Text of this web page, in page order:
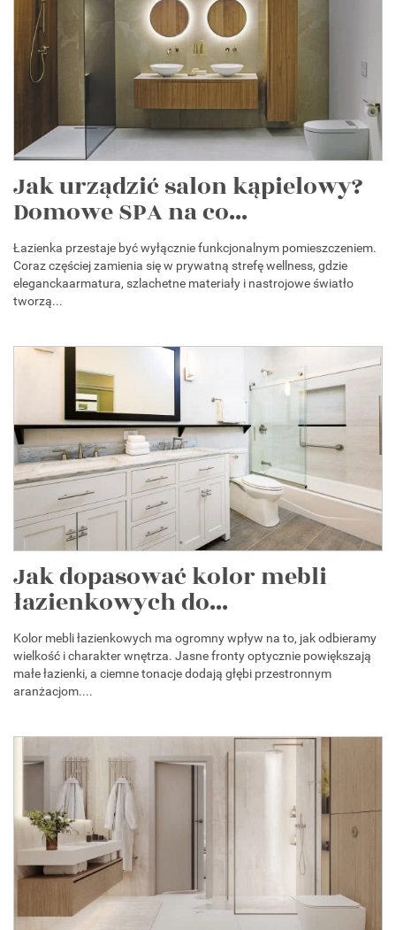
Jak urządzić salon kąpielowy?
Domowe SPA na co...
Łazienka przestaje być wyłącznie funkcjonalnym pomieszczeniem.
Coraz częściej zamienia się w prywatną strefę wellness, gdzie
eleganckaarmatura, szlachetne materiały i nastrojowe światło
tworzą...
Jak dopasować kolor mebli
łazienkowych do...
Kolor mebli łazienkowych ma ogromny wpływ na to, jak odbieramy
wielkość i charakter wnętrza. Jasne fronty optycznie powiększają
małe łazienki, a ciemne tonacje dodają głębi przestronnym
aranżacjom....